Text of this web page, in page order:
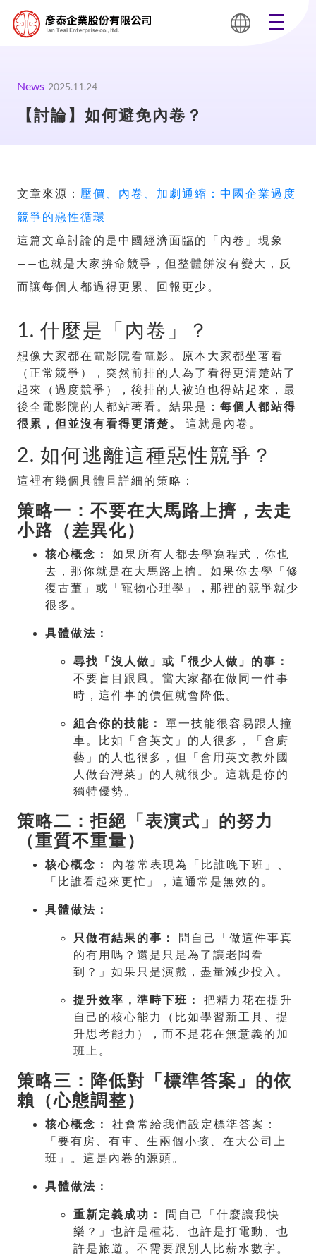
News 2025.11.24
【討論】如何避免內卷？
文章來源： 壓價、內卷、加劇通縮：中國企業過度
競爭的惡性循環
這篇文章討論的是中國經濟面臨的「內卷」現象
——也就是大家拚命競爭，但整體餅沒有變大，反
而讓每個人都過得更累、回報更少。
1. 什麼是「內卷」？
想像大家都在電影院看電影。原本大家都坐著看
（正常競爭），突然前排的人為了看得更清楚站了
起來（過度競爭），後排的人被迫也得站起來，最
後全電影院的人都站著看。結果是： 每個人都站得
很累，但並沒有看得更清楚。
這就是內卷。
2. 如何逃離這種惡性競爭？
這裡有幾個具體且詳細的策略：
策略一：不要在大馬路上擠，去走
小路（差異化）
核心概念：
如果所有人都去學寫程式，你也
去，那你就是在大馬路上擠。如果你去學「修
復古董」或「寵物心理學」，那裡的競爭就少
很多。
具體做法：
尋找「沒人做」或「很少人做」的事：
不要盲目跟風。當大家都在做同一件事
時，這件事的價值就會降低。
組合你的技能：
單一技能很容易跟人撞
車。比如「會英文」的人很多，「會廚
藝」的人也很多，但「會用英文教外國
人做台灣菜」的人就很少。這就是你的
獨特優勢。
策略二：拒絕「表演式」的努力
（重質不重量）
核心概念：
內卷常表現為「比誰晚下班」、
「比誰看起來更忙」，這通常是無效的。
具體做法：
只做有結果的事：
問自己「做這件事真
的有用嗎？還是只是為了讓老闆看
到？」如果只是演戲，盡量減少投入。
提升效率，準時下班：
把精力花在提升
自己的核心能力（比如學習新工具、提
升思考能力），而不是花在無意義的加
班上。
策略三：降低對「標準答案」的依
賴（心態調整）
核心概念：
社會常給我們設定標準答案：
「要有房、有車、生兩個小孩、在大公司上
班」。這是內卷的源頭。
具體做法：
重新定義成功：
問自己「什麼讓我快
樂？」也許是種花、也許是打電動、也
許是旅遊。不需要跟別人比薪水數字。